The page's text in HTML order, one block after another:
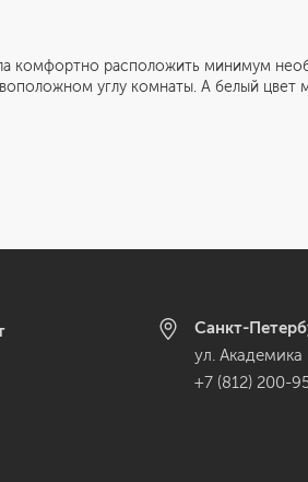
расположить минимум
углу комнаты. А белый цвет
Санкт-
ул.
+7 (812) 200-